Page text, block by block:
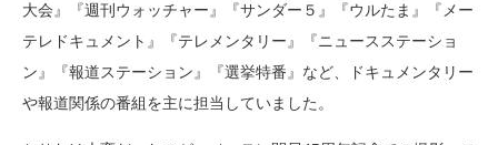
大会』『週刊ウォッチャー』『サンダー５』『ウルたま』『メー
テレドキュメント』『テレメンタリー』『ニュースステーショ
ン』『報道ステーション』『選挙特番』など、ドキュメンタリー
や報道関係の番組を主に担当していました。